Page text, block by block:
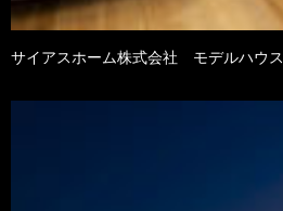
サイアスホーム株式会社 モデルハウス